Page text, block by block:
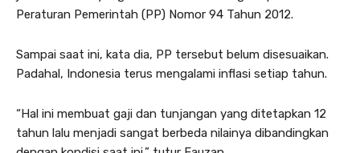
Peraturan Pemerintah (PP) Nomor 94 Tahun 2012.
Sampai saat ini, kata dia, PP tersebut belum disesuaikan.
Padahal, Indonesia terus mengalami inflasi setiap tahun.
“Hal ini membuat gaji dan tunjangan yang ditetapkan 12
tahun lalu menjadi sangat berbeda nilainya dibandingkan